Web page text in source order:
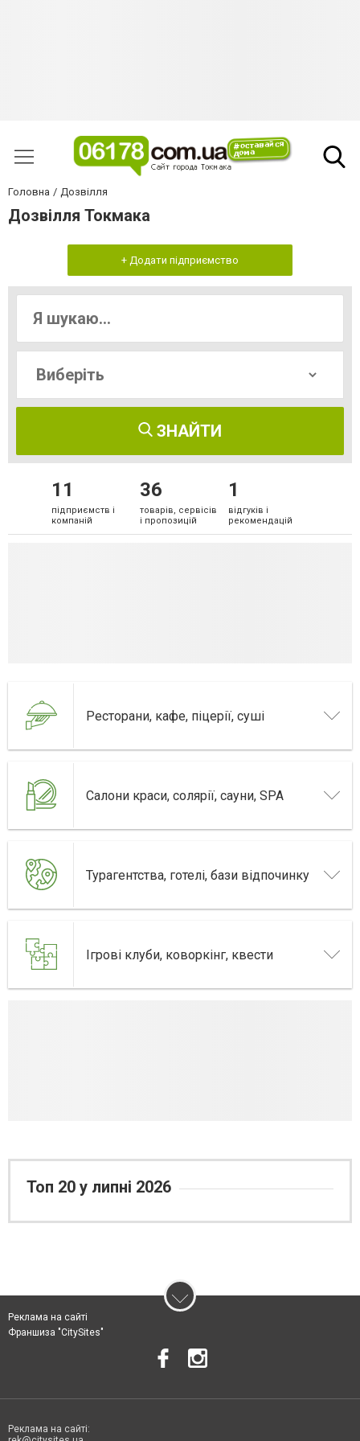
Головна Дозвілля
Дозвілля Токмака
+ Додати підприємство
ЗНАЙТИ
11
підприємств і
компаній
36
товарів, сервісів
і пропозицій
1
відгуків і
рекомендацій
Ресторани, кафе, піцерії, суші
Салони краси, солярії, сауни, SPA
Турагентства, готелі, бази відпочинку
Ігрові клуби, коворкінг, квести
Топ 20 у липні 2026
Реклама на сайті
Франшиза "CitySites"
Реклама на сайті: